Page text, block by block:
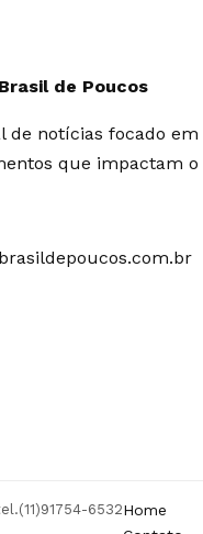
de Poucos
de notícias focado
que impactam o
6532Home